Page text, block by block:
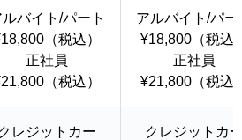
ルバイト/パート
（税込）
正社員
（税込）
アルバイト/パー
¥18,800（税込
正社員
¥21,800（税込
クレジットカー
クレジットカ